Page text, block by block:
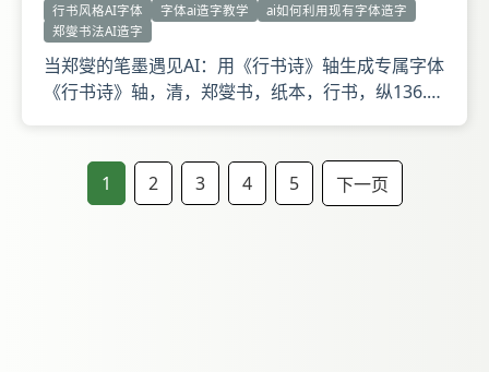
行书风格AI字体 字体ai造字教学
ai如何利用现有字体造字
郑燮书法AI造字
当郑燮的笔墨遇见AI：用《行书诗》轴生成专属字体
《行书诗》轴，清，郑燮书，纸本，行书，纵136.5
下牂牁飘远旆，车临铜鼓拂南熏。武侯千载征蛮后，
直待先生展大文。公江西新喻人，由解元翰林视学贵
1 2 3 4 5 下一页